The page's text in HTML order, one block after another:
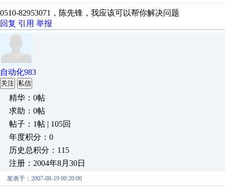
0510-82953071，陈先锋，我应该可以帮你解决问题
回复 引用 举报
自动化983
关注 私信
精华：0帖
求助：0帖
帖子：1帖 | 105回
年度积分：0
历史总积分：115
注册：2004年8月30日
发表于：2007-08-19 00:20:00